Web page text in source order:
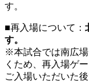
す。
■再入場について：
す。
※本試合では南広
くため、再入場ゲ
ご入場いただいた